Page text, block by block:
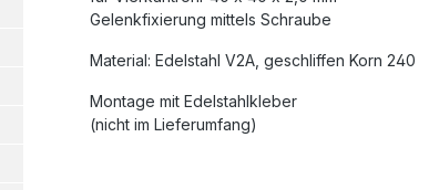
Gelenkfixierung mittels Schraube
Material: Edelstahl V2A, geschliffen Korn 240
Montage mit Edelstahlkleber
(nicht im Lieferumfang)